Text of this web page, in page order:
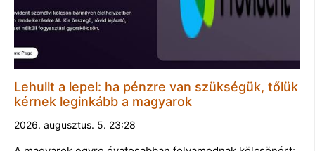
Lehullt a lepel: ha pénzre van szükségük, tőlük
kérnek leginkább a magyarok
2026. augusztus. 5. 23:28